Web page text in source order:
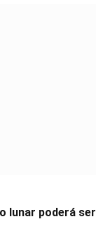
lunar poderá ser